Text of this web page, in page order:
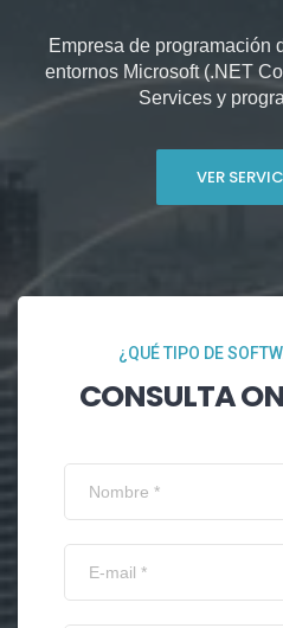
Empresa de programación
entornos Microsoft (.NET
Services y
VER
¿QUÉ TIPO DE
CONSULTA